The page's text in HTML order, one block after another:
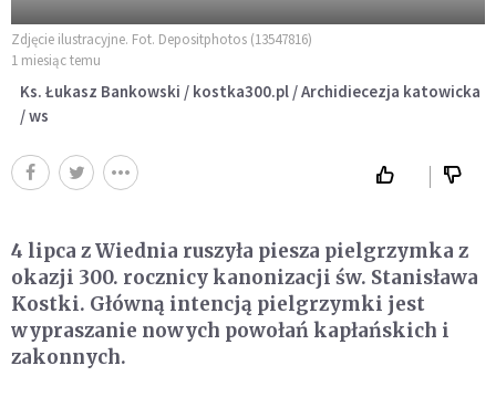
Zdjęcie ilustracyjne. Fot. Depositphotos (13547816)
1 miesiąc temu
Ks. Łukasz Bankowski / kostka300.pl / Archidiecezja katowicka
/ ws
4 lipca z Wiednia ruszyła piesza pielgrzymka z
okazji 300. rocznicy kanonizacji św. Stanisława
Kostki. Główną intencją pielgrzymki jest
wypraszanie nowych powołań kapłańskich i
zakonnych.